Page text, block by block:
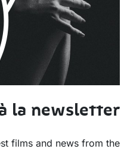
la newsletter
films and news from the